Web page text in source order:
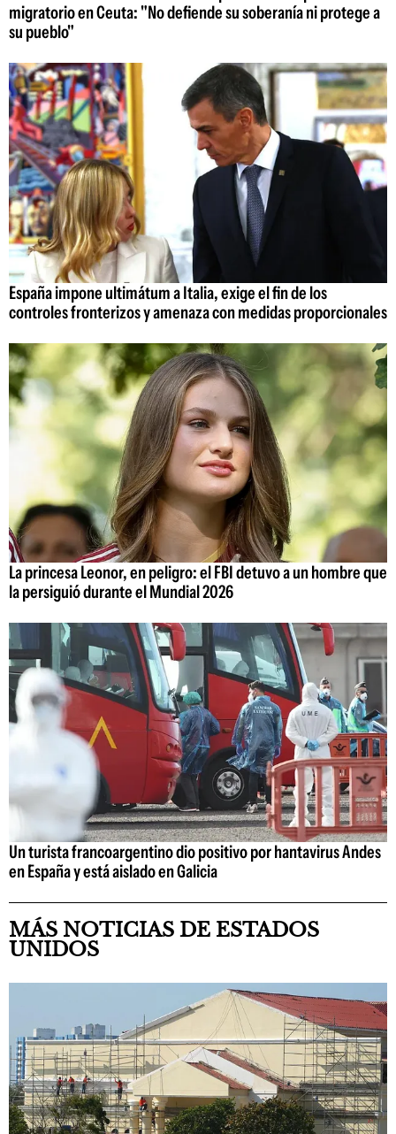
migratorio en Ceuta: "No defiende su soberanía ni protege a
su pueblo"
España impone ultimátum a Italia, exige el fin de los
controles fronterizos y amenaza con medidas proporcionales
La princesa Leonor, en peligro: el FBI detuvo a un hombre que
la persiguió durante el Mundial 2026
Un turista francoargentino dio positivo por hantavirus Andes
en España y está aislado en Galicia
MÁS NOTICIAS DE ESTADOS
UNIDOS